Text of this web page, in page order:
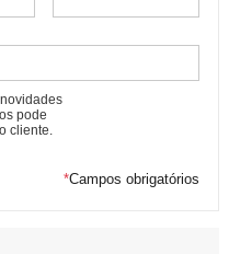
pode
cliente.
*Campos obrigatórios